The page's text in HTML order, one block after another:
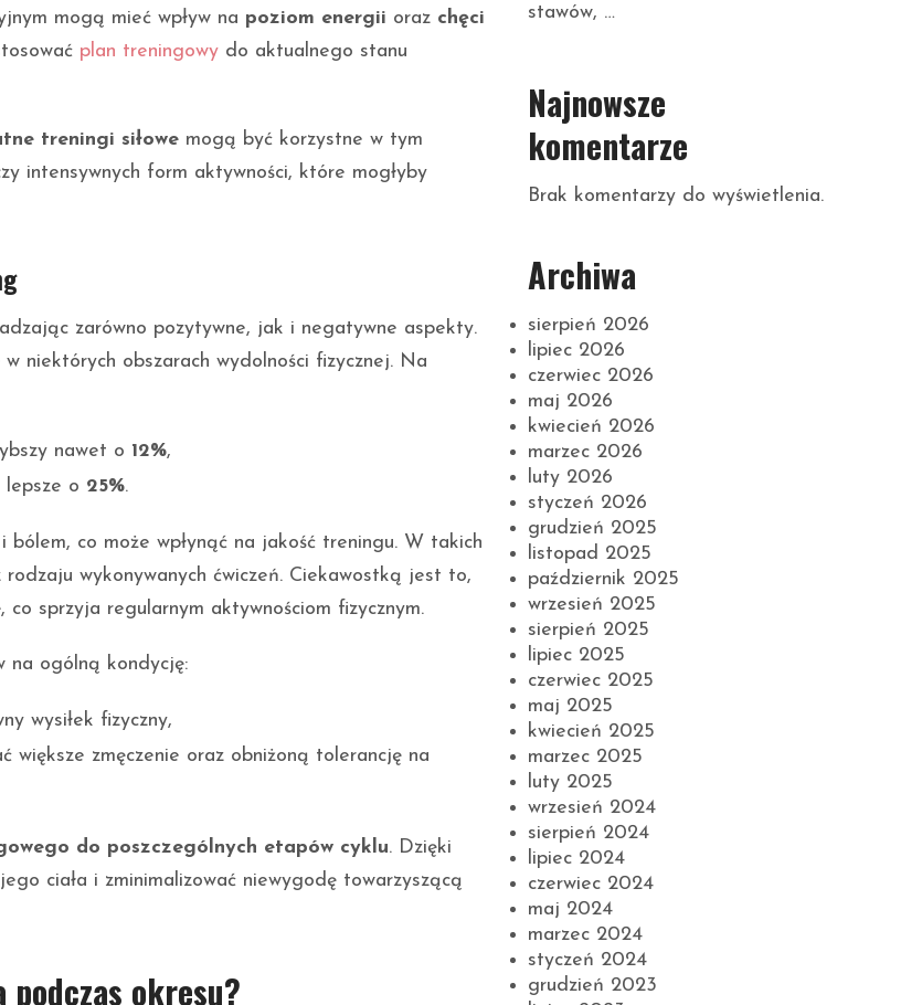
mogą mieć wpływ na poziom energii oraz chęci
plan treningowy do aktualnego stanu
treningi siłowe mogą być korzystne w tym
intensywnych form aktywności, które mogłyby
zarówno pozytywne, jak i negatywne aspekty.
niektórych obszarach wydolności fizycznej. Na
nawet o 12%,
o 25%.
co może wpłynąć na jakość treningu. W takich
wykonywanych ćwiczeń. Ciekawostką jest to,
, co sprzyja regularnym aktywnościom fizycznym.
na ogólną kondycję:
wysiłek fizyczny,
większe zmęczenie oraz obniżoną tolerancję na
do poszczególnych etapów cyklu. Dzięki
ciała i zminimalizować niewygodę towarzyszącą
okresu?
stawów, …
Najnowsze
komentarze
Brak komentarzy do wyświetlenia.
Archiwa
sierpień 2026
lipiec 2026
czerwiec 2026
maj 2026
kwiecień 2026
marzec 2026
luty 2026
styczeń 2026
grudzień 2025
listopad 2025
październik 2025
wrzesień 2025
sierpień 2025
lipiec 2025
czerwiec 2025
maj 2025
kwiecień 2025
marzec 2025
luty 2025
wrzesień 2024
sierpień 2024
lipiec 2024
czerwiec 2024
maj 2024
marzec 2024
styczeń 2024
grudzień 2023